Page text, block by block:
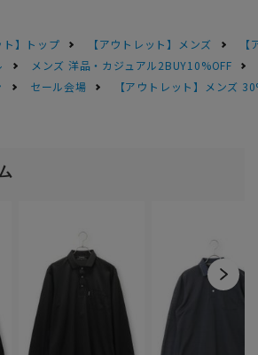
ト】トップ 【アウトレット】メンズ
メンズ 洋品・カジュアル2BUY10%OFF
セール会場 【アウトレット】メンズ